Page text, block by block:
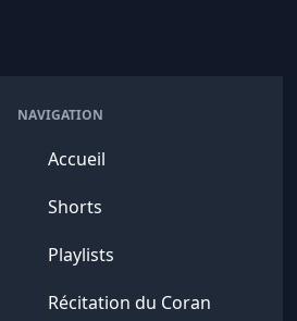
NAVIGATION
Accueil
Shorts
Playlists
Récitation du Coran